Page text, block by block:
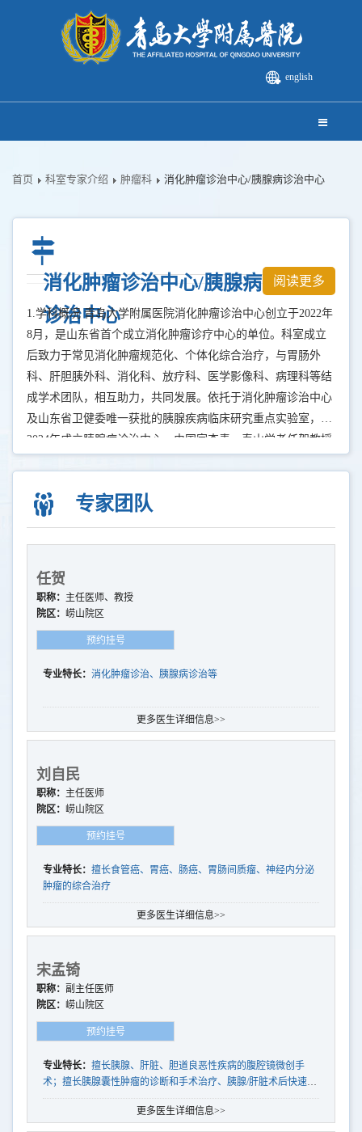
english
首页 科室专家介绍 肿瘤科 消化肿瘤诊治中心/胰腺病诊治中心
消化肿瘤诊治中心/胰腺病
诊治中心
阅读更多
1.学科概况 青岛大学附属医院消化肿瘤诊治中心创立于2022年
8月，是山东省首个成立消化肿瘤诊疗中心的单位。科室成立
后致力于常见消化肿瘤规范化、个体化综合治疗，与胃肠外
科、肝胆胰外科、消化科、放疗科、医学影像科、病理科等结
成学术团队，相互助力，共同发展。依托于消化肿瘤诊治中心
及山东省卫健委唯一获批的胰腺疾病临床研究重点实验室，
2024年成立胰腺病诊治中心，由国家杰青、泰山学者任贺教授
站式诊疗服务为宗旨，以提升胰腺疾病诊治能力、造福广大胰
疗技术研发的高水平、综合型、研究型科室，中心是中国抗癌
瘤大数据与
专家团队
任贺
职称： 主任医师、教授
院区：崂山院区
预约挂号
专业特长： 消化肿瘤诊治、胰腺病诊治等
更多医生详细信息>>
刘自民
职称： 主任医师
院区：崂山院区
预约挂号
专业特长： 擅长食管癌、胃癌、肠癌、胃肠间质瘤、神经内分泌
肿瘤的综合治疗
更多医生详细信息>>
宋孟锜
职称： 副主任医师
院区：崂山院区
预约挂号
专业特长： 擅长胰腺、肝脏、胆道良恶性疾病的腹腔镜微创手
术；擅长胰腺囊性肿瘤的诊断和手术治疗、胰腺/肝脏术后快速康
复治疗（ERAS）,致力于胰腺癌的全程管理和中晚期胰腺肝脏恶
更多医生详细信息>>